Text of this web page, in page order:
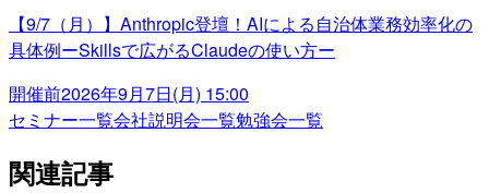
【9/7（月）】Anthropic登壇！AIによる自治体業務効率化の
具体例ーSkillsで広がるClaudeの使い方ー
開催前2026年9月7日(月) 15:00
セミナー一覧会社説明会一覧勉強会一覧
関連記事